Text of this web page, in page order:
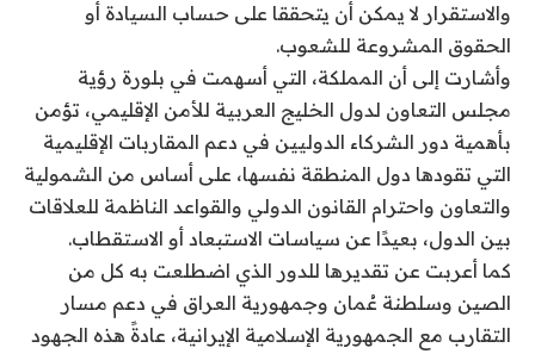
والاستقرار لا يمكن أن يتحققا على حساب السيادة أو
الحقوق المشروعة للشعوب.
وأشارت إلى أن المملكة، التي أسهمت في بلورة رؤية
مجلس التعاون لدول الخليج العربية للأمن الإقليمي، تؤمن
بأهمية دور الشركاء الدوليين في دعم المقاربات الإقليمية
التي تقودها دول المنطقة نفسها، على أساس من الشمولية
والتعاون واحترام القانون الدولي والقواعد الناظمة للعلاقات
بين الدول، بعيدًا عن سياسات الاستبعاد أو الاستقطاب.
كما أعربت عن تقديرها للدور الذي اضطلعت به كل من
الصين وسلطنة عُمان وجمهورية العراق في دعم مسار
التقارب مع الجمهورية الإسلامية الإيرانية، عادةً هذه الجهود